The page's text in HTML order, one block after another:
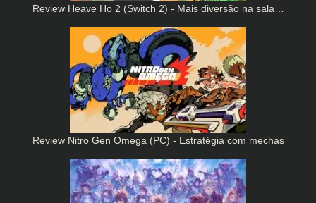
Review Heave Ho 2 (Switch 2) - Mais diversão na sala…
Review Nitro Gen Omega (PC) - Estratégia com mechas